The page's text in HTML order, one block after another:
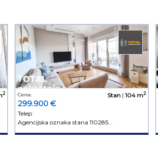
2 Cena:
299.900 €
Stan| 104 m2
Telep
Agencijska oznaka stana 110285...